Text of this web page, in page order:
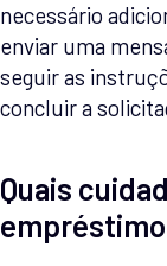
necessário
enviar uma
seguir as
concluir a
Quais